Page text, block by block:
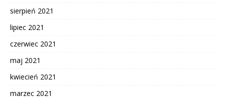
sierpień 2021
lipiec 2021
czerwiec 2021
maj 2021
kwiecień 2021
marzec 2021